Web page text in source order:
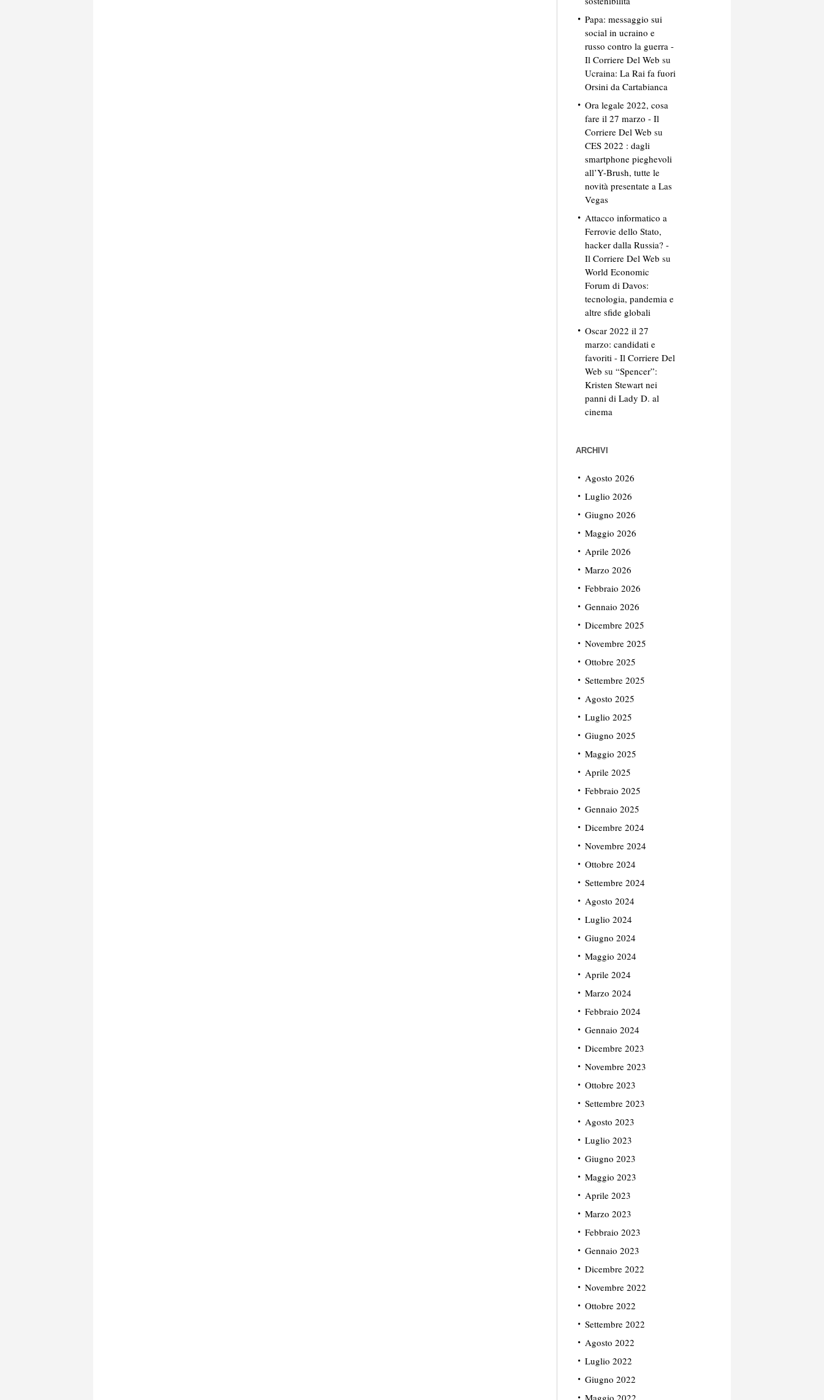
Papa: messaggio sui
social in ucraino e
russo contro la guerra -
Il Corriere Del Web su
Ucraina: La Rai fa fuori
Orsini da Cartabianca
Ora legale 2022, cosa
fare il 27 marzo - Il
Corriere Del Web su
CES 2022 : dagli
smartphone pieghevoli
all’Y-Brush, tutte le
novità presentate a Las
Vegas
Attacco informatico a
Ferrovie dello Stato,
hacker dalla Russia? -
Il Corriere Del Web su
World Economic
Forum di Davos:
tecnologia, pandemia e
altre sfide globali
Oscar 2022 il 27
marzo: candidati e
favoriti - Il Corriere Del
Web su “Spencer”:
Kristen Stewart nei
panni di Lady D. al
cinema
ARCHIVI
Agosto 2026
Luglio 2026
Giugno 2026
Maggio 2026
Aprile 2026
Marzo 2026
Febbraio 2026
Gennaio 2026
Dicembre 2025
Novembre 2025
Ottobre 2025
Settembre 2025
Agosto 2025
Luglio 2025
Giugno 2025
Maggio 2025
Aprile 2025
Febbraio 2025
Gennaio 2025
Dicembre 2024
Novembre 2024
Ottobre 2024
Settembre 2024
Agosto 2024
Luglio 2024
Giugno 2024
Maggio 2024
Aprile 2024
Marzo 2024
Febbraio 2024
Gennaio 2024
Dicembre 2023
Novembre 2023
Ottobre 2023
Settembre 2023
Agosto 2023
Luglio 2023
Giugno 2023
Maggio 2023
Aprile 2023
Marzo 2023
Febbraio 2023
Gennaio 2023
Dicembre 2022
Novembre 2022
Ottobre 2022
Settembre 2022
Agosto 2022
Luglio 2022
Giugno 2022
Maggio 2022